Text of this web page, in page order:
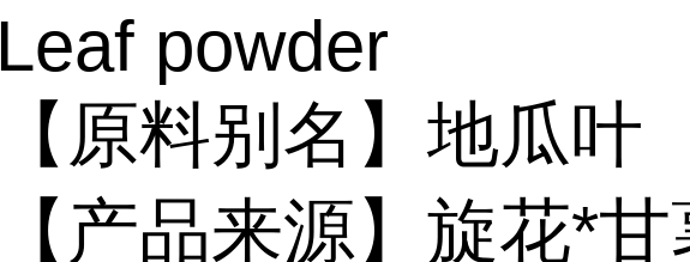
Leaf powder
【原料别名】地瓜叶
【产品来源】旋花*